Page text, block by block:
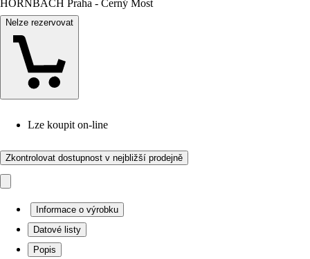
HORNBACH Praha - Černý Most
Nelze rezervovat
Lze koupit on-line
Zkontrolovat dostupnost v nejbližší prodejně
Informace o výrobku
Datové listy
Popis